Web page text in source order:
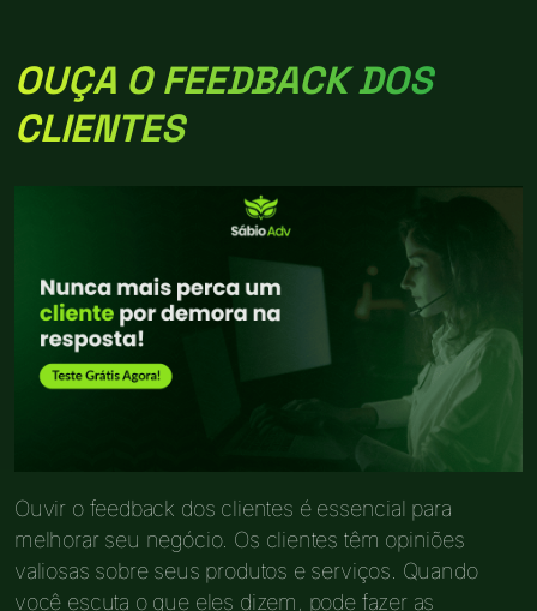
OUÇA O FEEDBACK DOS
CLIENTES
Ouvir o feedback dos clientes é essencial para
melhorar seu negócio. Os clientes têm opiniões
valiosas sobre seus produtos e serviços. Quando
você escuta o que eles dizem, pode fazer as